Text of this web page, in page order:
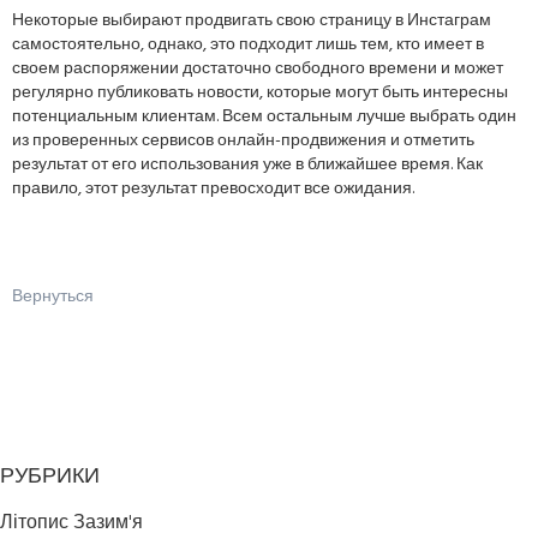
Некоторые выбирают продвигать свою страницу в Инстаграм
самостоятельно, однако, это подходит лишь тем, кто имеет в
своем распоряжении достаточно свободного времени и может
регулярно публиковать новости, которые могут быть интересны
потенциальным клиентам. Всем остальным лучше выбрать один
из проверенных сервисов онлайн-продвижения и отметить
результат от его использования уже в ближайшее время. Как
правило, этот результат превосходит все ожидания.
Вернуться
РУБРИКИ
Літопис Зазим'я